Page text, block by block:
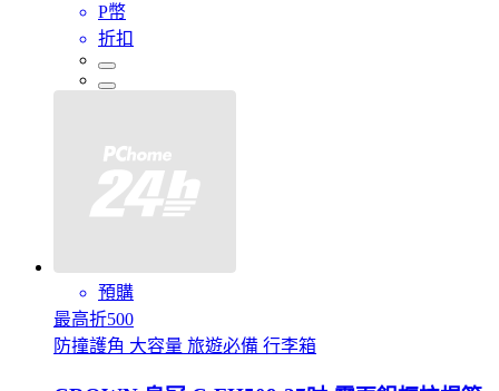
P幣
折扣
預購
最高折500
防撞護角 大容量 旅遊必備 行李箱